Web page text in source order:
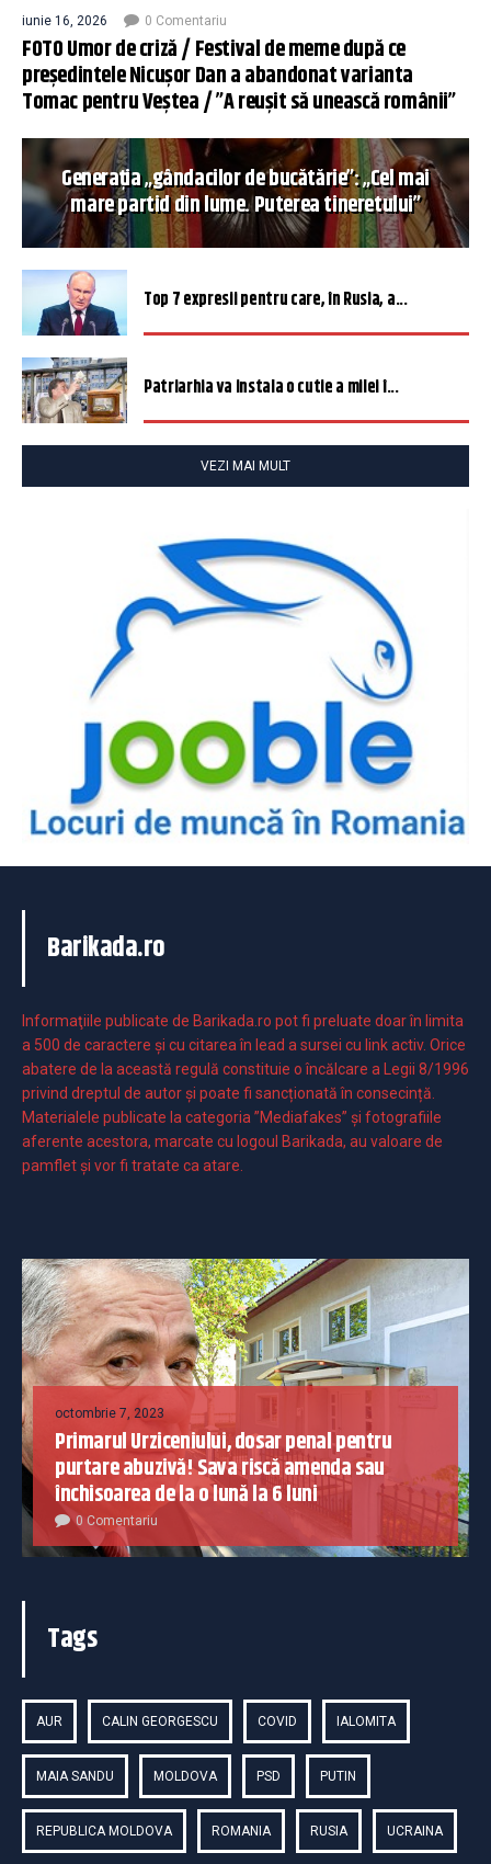
iunie 16, 2026 0 Comentariu
FOTO Umor de criză / Festival de meme după ce
președintele Nicușor Dan a abandonat varianta
Tomac pentru Veștea / ”A reușit să unească românii”
Generația „gândacilor de bucătărie”: „Cel mai
mare partid din lume. Puterea tineretului”
Top 7 expresii pentru care, în Rusia, a...
Patriarhia va instala o cutie a milei î...
VEZI MAI MULT
Barikada.ro
Informaţiile publicate de Barikada.ro pot fi preluate doar în limita
a 500 de caractere şi cu citarea în lead a sursei cu link activ. Orice
abatere de la această regulă constituie o încălcare a Legii 8/1996
privind dreptul de autor și poate fi sancționată în consecință.
Materialele publicate la categoria ”Mediafakes” și fotografiile
aferente acestora, marcate cu logoul Barikada, au valoare de
pamflet și vor fi tratate ca atare.
octombrie 7, 2023
Primarul Urziceniului, dosar penal pentru
purtare abuzivă! Sava riscă amenda sau
închisoarea de la o lună la 6 luni
0 Comentariu
Tags
AUR CALIN GEORGESCU COVID IALOMITA
MAIA SANDU MOLDOVA PSD PUTIN
REPUBLICA MOLDOVA ROMANIA RUSIA UCRAINA